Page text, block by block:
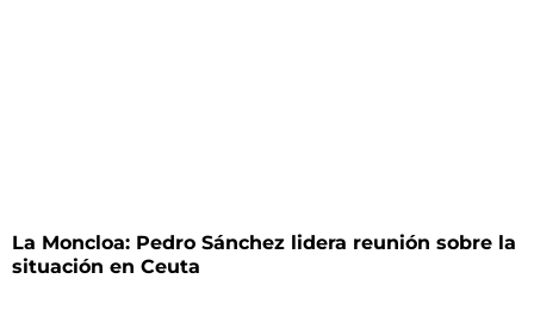
La Moncloa: Pedro Sánchez lidera reunión sobre la
situación en Ceuta